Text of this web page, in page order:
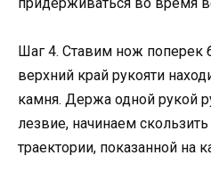
Шаг 4. Ставим нож поперек
верхний край рукояти
камня. Держа одной рукой
лезвие, начинаем
траектории, показанной на